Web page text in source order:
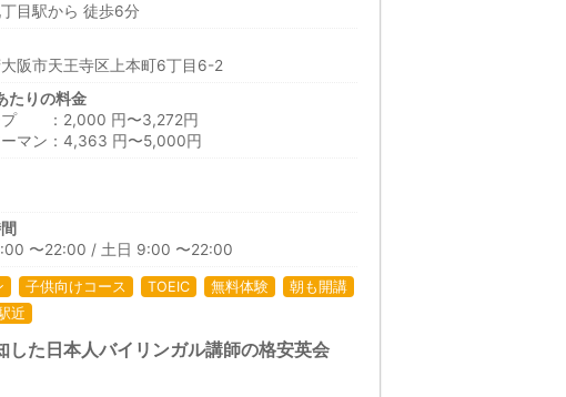
目駅から 徒歩6分
阪市天王寺区上本町6丁目6-2
たりの料金
プ ：2,000 円〜3,272円
マン：4,363 円〜5,000円
〜22:00 / 土日 9:00 〜22:00
子供向けコース TOEIC 無料体験
朝も開講
近
た日本人バイリンガル講師の格安英会